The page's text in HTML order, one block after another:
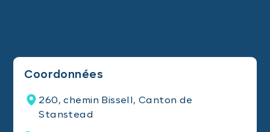
Coordonnées
260, chemin Bissell, Canton de
Stanstead